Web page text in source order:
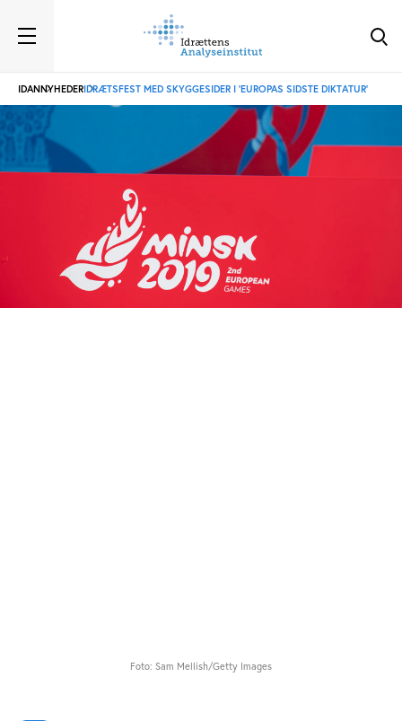
IDANNYHEDERIDRÆTSFEST MED SKYGGESIDER I ’EUROPAS SIDSTE DIKTATUR’
Foto: Sam Mellish/Getty Images